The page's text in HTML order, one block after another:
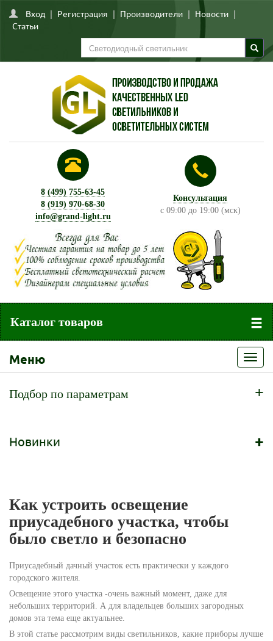
Вход | Регистрация | Производители | Новости |
Статьи
8 (499) 755-63-45
8 (919) 970-68-30
info@grand-light.ru
Консультация
с 09:00 до 19:00 (мск)
Каталог товаров
Меню
Подбор по параметрам +
Новинки +
Как устроить освещение
приусадебного участка, чтобы
было светло и безопасно
Приусадебный дачный участок есть практически у каждого
городского жителя.
Освещение этого участка -очень важный момент, даже для
небольших территорий. А для владельцев больших загородных
домов эта тема еще актуальнее.
В этой статье рассмотрим виды светильников, какие приборы лучше